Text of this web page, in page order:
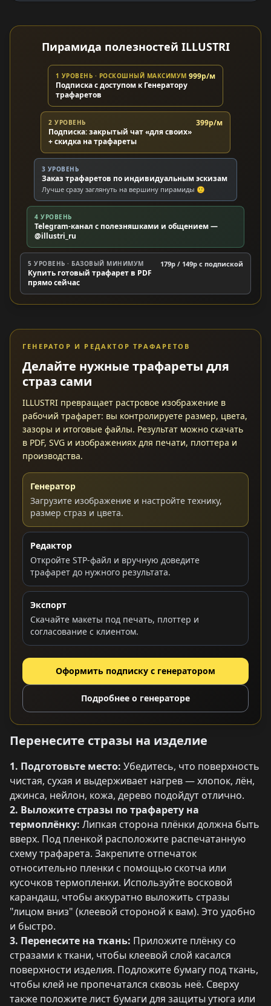
Пирамида полезностей ILLUSTRI
1 УРОВЕНЬ · РОСКОШНЫЙ МАКСИМУМ
Подписка с доступом к Генератору
трафаретов
999р/м
2 УРОВЕНЬ
Подписка: закрытый чат «для своих»
+ скидка на трафареты
399р/м
3 УРОВЕНЬ
Заказ трафаретов по индивидуальным эскизам
Лучше сразу заглянуть на вершину пирамиды 🙂
4 УРОВЕНЬ
Telegram-канал с полезняшками и общением —
@illustri_ru
5 УРОВЕНЬ · БАЗОВЫЙ МИНИМУМ
Купить готовый трафарет в PDF
прямо сейчас
179р / 149р c подпиской
ГЕНЕРАТОР И РЕДАКТОР ТРАФАРЕТОВ
Делайте нужные трафареты для
страз сами
ILLUSTRI превращает растровое изображение в
рабочий трафарет: вы контролируете размер, цвета,
зазоры и итоговые файлы. Результат можно скачать
в PDF, SVG и изображениях для печати, плоттера и
производства.
Генератор
Загрузите изображение и настройте технику,
размер страз и цвета.
Редактор
Откройте STP-файл и вручную доведите
трафарет до нужного результата.
Экспорт
Скачайте макеты под печать, плоттер и
согласование с клиентом.
Оформить подписку с генератором
Подробнее о генераторе
Перенесите стразы на изделие
1. Подготовьте место: Убедитесь, что поверхность
чистая, сухая и выдерживает нагрев — хлопок, лён,
джинса, нейлон, кожа, дерево подойдут отлично.
2. Выложите стразы по трафарету на
термоплёнку: Липкая сторона плёнки должна быть
вверх. Под пленкой расположите распечатанную
схему трафарета. Закрепите отпечаток
относительно пленки с помощью скотча или
кусочков термопленки. Используйте восковой
карандаш, чтобы аккуратно выложить стразы
"лицом вниз" (клеевой стороной к вам). Это удобно
и быстро.
3. Перенесите на ткань: Приложите плёнку со
стразами к ткани, чтобы клеевой слой касался
поверхности изделия. Подложите бумагу под ткань,
чтобы клей не пропечатался сквозь неё. Сверху
также положите лист бумаги для защиты утюга или